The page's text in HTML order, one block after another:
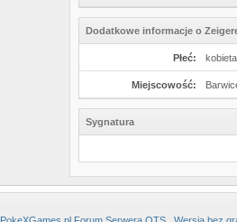
Dodatkowe informacje o
Płeć: kobieta
Miejscowość:
Sygnatura